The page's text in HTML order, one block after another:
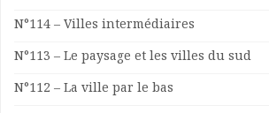
N°114 – Villes intermédiaires
N°113 – Le paysage et les villes du sud
N°112 – La ville par le bas